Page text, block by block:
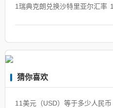
1瑞典克朗兑换沙特里亚尔汇率
猜你喜欢
11美元（USD）等于多少人民